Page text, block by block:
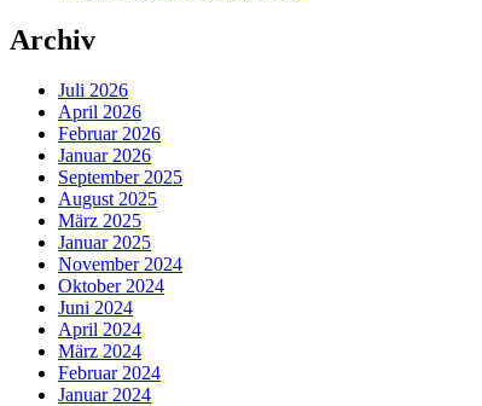
Archiv
Juli 2026
April 2026
Februar 2026
Januar 2026
September 2025
August 2025
März 2025
Januar 2025
November 2024
Oktober 2024
Juni 2024
April 2024
März 2024
Februar 2024
Januar 2024